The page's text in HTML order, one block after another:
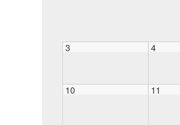
3 4
10 11